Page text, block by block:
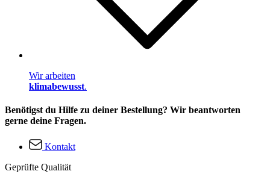
Wir arbeiten
klimabewusst.
Benötigst du Hilfe zu deiner Bestellung? Wir beantworten
gerne deine Fragen.
Kontakt
Geprüfte Qualität